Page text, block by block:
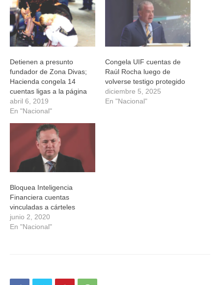
ventana
nueva)
ventana
nueva)
ventana
nueva)
Detienen a presunto
fundador de Zona Divas;
Hacienda congela 14
cuentas ligas a la página
abril 6, 2019
En "Nacional"
Congela UIF cuentas de
Raúl Rocha luego de
volverse testigo protegido
diciembre 5, 2025
En "Nacional"
Bloquea Inteligencia
Financiera cuentas
vinculadas a cárteles
junio 2, 2020
En "Nacional"